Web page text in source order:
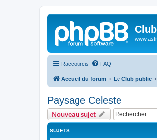
Raccourcis FAQ
Accueil du forum Le Club public
Paysage Celeste
Nouveau sujet
SUJETS